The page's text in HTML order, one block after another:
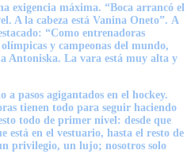
exigencia máxima. “Boca arrancó el
A la cabeza está Vanina Oneto”. A
“Como entrenadoras
y campeonas del mundo,
Antoniska. La vara está muy alta y
a pasos agigantados en el hockey.
tienen todo para seguir haciendo
todo de primer nivel: desde que
está en el vestuario, hasta el resto de
privilegio, un lujo; nosotros solo